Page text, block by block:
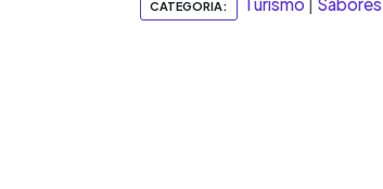
CATEGORIA: